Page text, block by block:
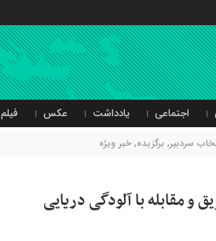
اجتماعی یادداشت عکس فیلم
سردبیر, برگزیده, خبر ویژه
و مقابله با آلودگی دریایی